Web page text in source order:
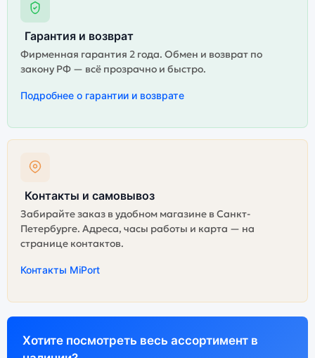
Гарантия и возврат
Фирменная гарантия 2 года. Обмен и возврат по
закону РФ — всё прозрачно и быстро.
Подробнее о гарантии и возврате
Контакты и самовывоз
Забирайте заказ в удобном магазине в Санкт-
Петербурге. Адреса, часы работы и карта — на
странице контактов.
Контакты MiPort
Хотите посмотреть весь ассортимент в